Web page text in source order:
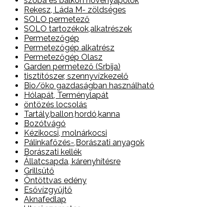
Rekesz, Láda M- zöldséges
SOLO permetező
SOLO tartozékok,alkatrészek
Permetezőgép
Permetezőgép alkatrész
Permetezőgép Olasz
Garden permetező (Srbija)
tisztítószer, szennyvízkezelő
Bio/öko gazdaságban használható
Hólapát, Terménylapát
öntözés locsolás
Tartály,ballon,hordó,kanna
Bozótvágó
Kézikocsi, molnárkocsi
Pálinkafőzés-,Borászati anyagok
Borászati kellék
Állatcsapda, kárenyhítésre
Grillsütő
Öntöttvas edény
Esővízgyűjtő
Aknafedlap